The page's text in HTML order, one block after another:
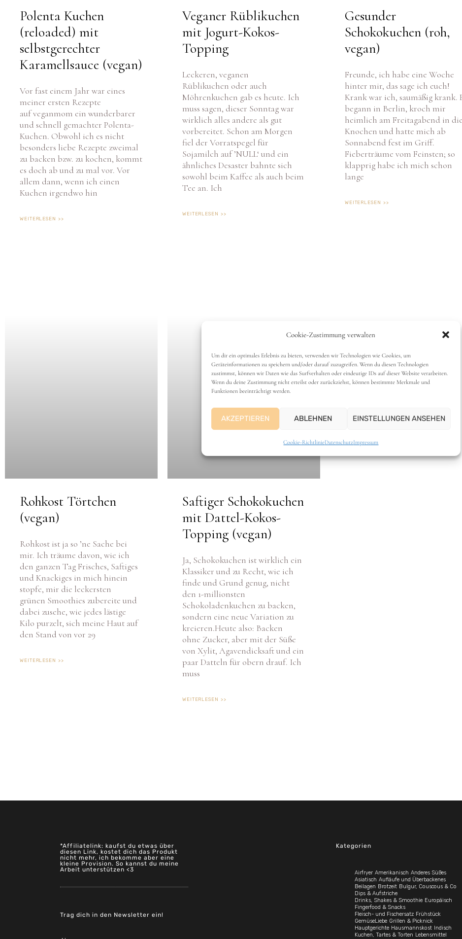
Cookie-Zustimmung verwalten
Um dir ein optimales Erlebnis zu bieten, verwenden wir Technologien wie Cookies, um
Geräteinformationen zu speichern und/oder darauf zuzugreifen. Wenn du diesen Technologien
zustimmst, können wir Daten wie das Surfverhalten oder eindeutige IDs auf dieser Website verarbeiten.
Wenn du deine Zustimmung nicht erteilst oder zurückziehst, können bestimmte Merkmale und
Funktionen beeinträchtigt werden.
AKZEPTIEREN EINSTELLUNGEN ANSEHEN
Polenta Kuchen
(reloaded) mit
selbstgerechter
Karamellsauce (vegan)
Vor fast einem Jahr war eines
meiner ersten Rezepte
auf veganmom ein wunderbarer
und schnell gemachter Polenta-
Kuchen. Obwohl ich es nicht
besonders liebe Rezepte zweimal
zu backen bzw. zu kochen, kommt
es doch ab und zu mal vor. Vor
allem dann, wenn ich einen
Kuchen irgendwo hin
Veganer Rüblikuchen
mit Jogurt-Kokos-
Topping
Leckeren, veganen
Rüblikuchen oder auch
Möhrenkuchen gab es heute. Ich
muss sagen, dieser Sonntag war
wirklich alles andere als gut
vorbereitet. Schon am Morgen
fiel der Vorratspegel für
Sojamilch auf ’NULL‘ und ein
ähnliches Desaster bahnte sich
sowohl beim Kaffee als auch beim
Tee an. Ich
Gesunder
Schokokuchen (roh,
vegan)
Freunde, ich habe eine Woche
hinter mir, das sage ich euch!
Krank war ich, saumäßig krank. Es
begann in Berlin, kroch mir
heimlich am Freitagabend in die
Knochen und hatte mich ab
Sonnabend fest im Griff.
Fieberträume vom Feinsten; so
klapprig habe ich mich schon
lange
Rohkost Törtchen
(vegan)
Rohkost ist ja so ’ne Sache bei
mir. Ich träume davon, wie ich
den ganzen Tag Frisches, Saftiges
und Knackiges in mich hinein
stopfe, mir die leckersten
grünen Smoothies zubereite und
dabei zusehe, wie jedes lästige
Kilo purzelt, sich meine Haut auf
den Stand von vor 29
Saftiger Schokokuchen
mit Dattel-Kokos-
Topping (vegan)
Ja, Schokokuchen ist wirklich ein
Klassiker und zu Recht, wie ich
finde und Grund genug, nicht
den 1-millionsten
Schokoladenkuchen zu backen,
sondern eine neue Variation zu
kreieren.Heute also: Backen
ohne Zucker, aber mit der Süße
von Xylit, Agavendicksaft und ein
paar Datteln für obern drauf. Ich
muss
diesen Link, kostet dich das Produkt
nicht mehr, ich bekomme aber eine
kleine Provision. So kannst du meine
Arbeit unterstützen <3
Name
Asiatisch Aufläufe und Überbackenes
Beilagen Brotzeit Bulgur, Couscous & Co
Dips & Aufstriche
Drinks, Shakes & Smoothie
Fingerfood & Snacks
Fleisch- und Fischersatz
GemüseLiebe
Grillen & Picknick
Hauptgerichte
Hausmannskost
Kuchen, Tartes & Torten Lebensmittel
Lifestyle Mediterran Menüs